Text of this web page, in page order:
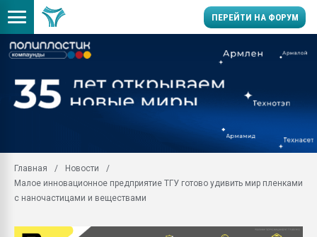
ПЕРЕЙТИ НА ФОРУМ
производство SPC
заводу пластмасс"
Главная
Новости
Малое инновационное предприятие ТГУ готово удивить мир пленками
с наночастицами и веществами